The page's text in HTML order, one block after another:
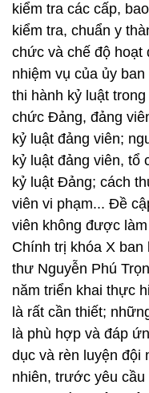
kiểm tra các cấp,
kiểm tra, chuẩn y
chức và chế độ hoạt
nhiệm vụ của ủy
thi hành kỷ luật
chức Đảng, đảng
kỷ luật đảng viên;
kỷ luật đảng viên, tổ
kỷ luật Đảng; cách
viên vi phạm... Đề
viên không được
Chính trị khóa X
thư Nguyễn Phú
năm triển khai thực
là rất cần thiết;
là phù hợp và đáp
dục và rèn luyện đội
nhiên, trước yêu